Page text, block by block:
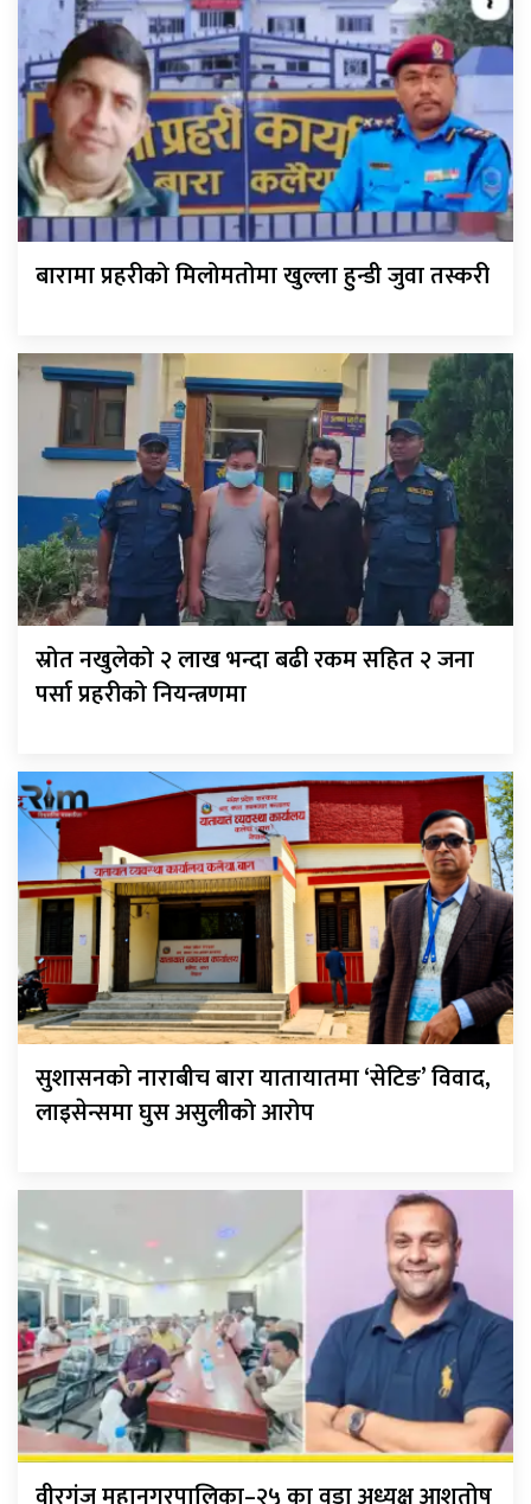
बारामा प्रहरीको मिलोमतोमा खुल्ला हुन्डी जुवा तस्करी
स्रोत नखुलेको २ लाख भन्दा बढी रकम सहित २ जना
पर्सा प्रहरीको नियन्त्रणमा
सुशासनको नाराबीच बारा यातायातमा ‘सेटिङ’ विवाद,
लाइसेन्समा घुस असुलीको आरोप